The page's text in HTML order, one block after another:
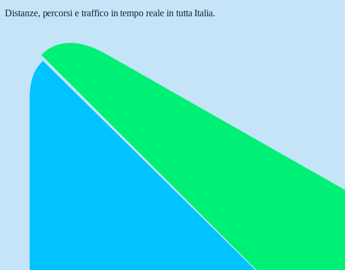
Distanze, percorsi e traffico in tempo reale in tutta Italia.